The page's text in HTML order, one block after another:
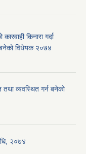
किनारा गर्दा
बनेको विधेयक २०७४
तथा व्यवस्थित गर्न बनेको
२०७४